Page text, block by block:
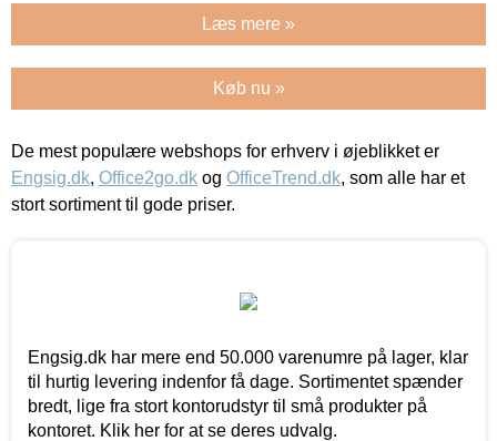
Læs mere »
Køb nu »
De mest populære webshops for erhverv i øjeblikket er
Engsig.dk, Office2go.dk og OfficeTrend.dk, som alle har et
stort sortiment til gode priser.
Engsig.dk har mere end 50.000 varenumre på lager, klar
til hurtig levering indenfor få dage. Sortimentet spænder
bredt, lige fra stort kontorudstyr til små produkter på
kontoret. Klik her for at se deres udvalg.